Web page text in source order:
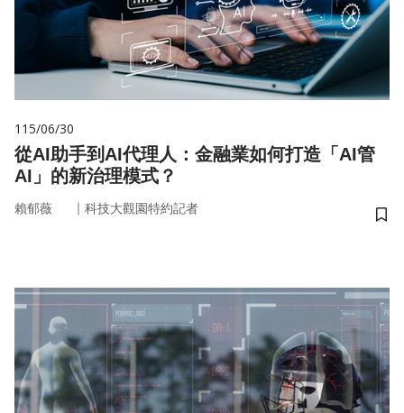
115/06/30
從AI助手到AI代理人：金融業如何打造「AI管
AI」的新治理模式？
賴郁薇 ｜ 科技大觀園特約記者
儲